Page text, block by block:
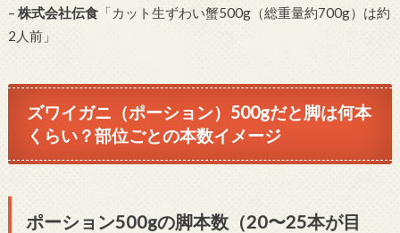
– 株式会社伝食「カット生ずわい蟹500g（総重量約700g）は約
2人前」
ズワイガニ（ポーション）500gだと脚は何本
くらい？部位ごとの本数イメージ
ポーション500gの脚本数（20〜25本が目